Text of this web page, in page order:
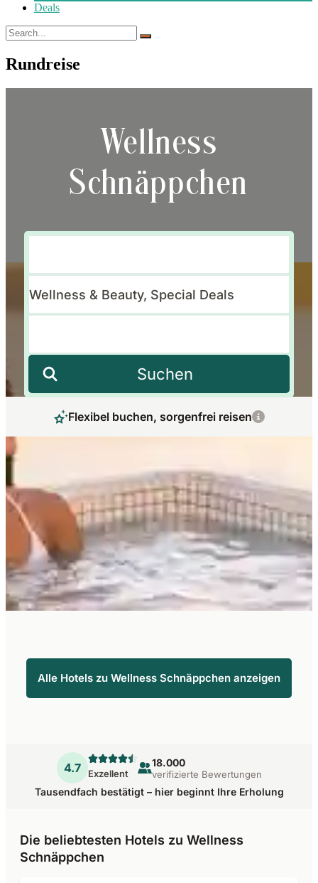
Deals
Rundreise